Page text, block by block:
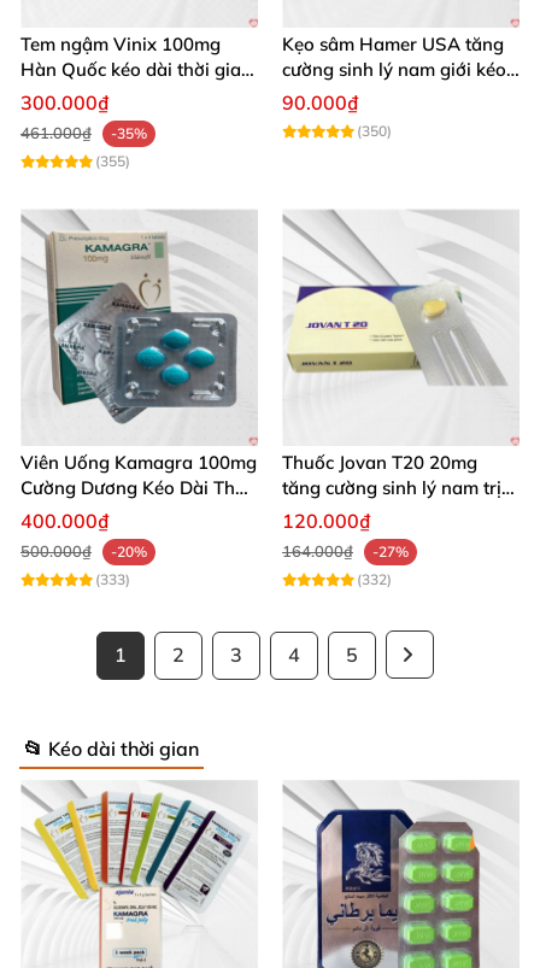
Tem ngậm Vinix 100mg
Hàn Quốc kéo dài thời gian
quan hệ nam giới
300.000₫
461.000₫
-35%
(355)
Kẹo sâm Hamer USA tăng
cường sinh lý nam giới kéo
dài
90.000₫
(350)
Viên Uống Kamagra 100mg
Cường Dương Kéo Dài Thời
Gian
400.000₫
500.000₫
-20%
(333)
Thuốc Jovan T20 20mg
tăng cường sinh lý nam trị
xuất tinh sớm hiệu quả
120.000₫
164.000₫
-27%
(332)
1 2 3 4 5
📂 Kéo dài thời gian